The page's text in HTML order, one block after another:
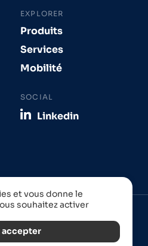
EXPLORER
Produits
Services
Mobilité
SOCIAL
Linkedin
et vous donne le
souhaitez activer
accepter